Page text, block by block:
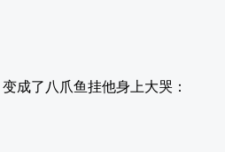
成了八爪鱼挂他身上大哭：